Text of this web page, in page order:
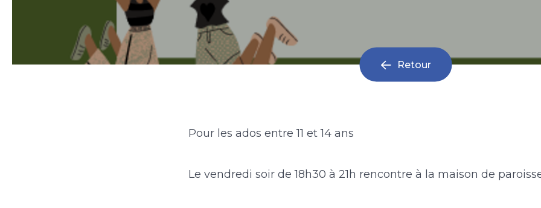
Retour
Pour les ados entre 11 et 14 ans
Le vendredi soir de 18h30 à 21h rencontre à la maison de